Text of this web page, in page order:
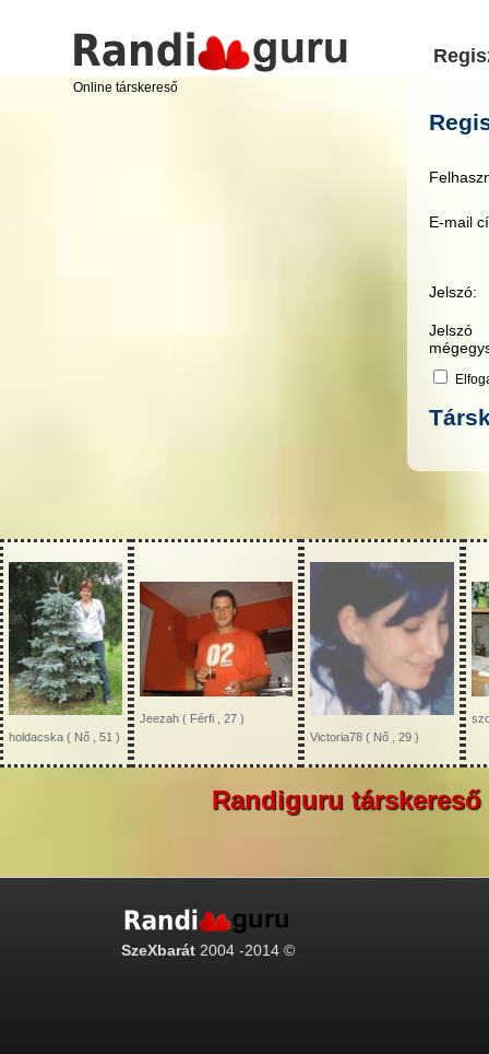
Online társkereső
E-mail
Jelszó:
Jelszó
holdacska ( Nő , 51 )
Jeezah ( Férfi , 27 )
Victoria78 ( Nő , 29 )
Randiguru
SzeXbarát 2004 -2014 ©